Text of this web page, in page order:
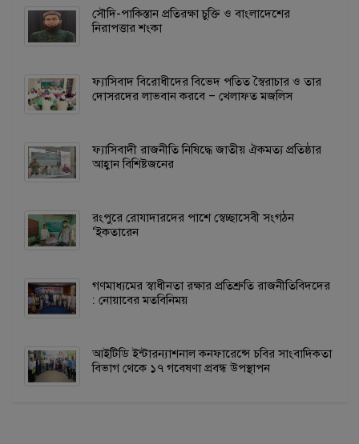
সৌদি-পাকিস্তান প্রতিরক্ষা চুক্তি ও বাংলাদেশের
নিরাপত্তার শংকা
ফ্যাসিবাদ বিরোধীদের বিভেদ পতিত স্বৈরাচার ও তার
দোসরদের লাভবান করবে – খেলাফত মজলিস
ফ্যাসিবাদী রাজনীতি নিষিদ্ধে জাতীয় ঐকমত্য প্রতিষ্ঠার
আহ্বান বিশিষ্টজনের
রংপুরে রোযাদারদের পাশে স্বেচ্ছাসেবী সংগঠন
‘ইকতারেন
গণমাধ্যমের স্বাধীনতা রক্ষার প্রতিশ্রুতি রাজনীতিবিদদের
: নোয়াবের মতবিনিময়
আইটিডি ইন্টারন্যাশনাল কনফারেন্সে চবির সাংবাদিকতা
বিভাগ থেকে ১৭ গবেষণা প্রবন্ধ উপস্থাপন